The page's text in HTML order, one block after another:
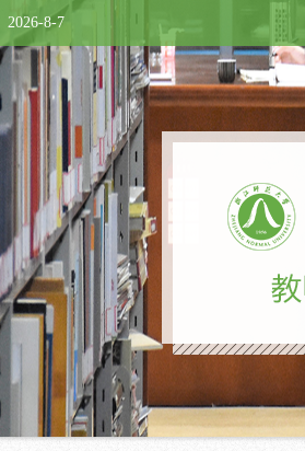
2026-8-7